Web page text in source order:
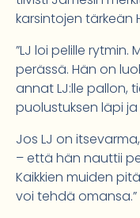
karsintojen tärkeän
”LJ loi pelille
perässä. Hän on
annat LJ:lle pallon,
puolustuksen läpi
Jos LJ on
– että hän nauttii
Kaikkien muiden
voi tehdä omansa.”